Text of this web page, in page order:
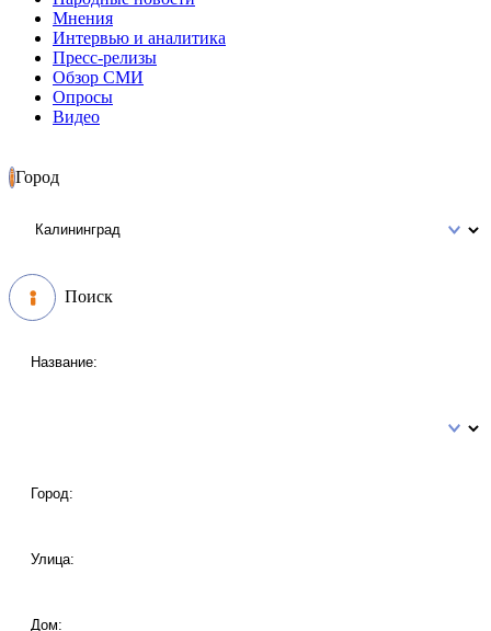
Мнения
Интервью и аналитика
Пресс-релизы
Обзор СМИ
Опросы
Видео
Город
Поиск